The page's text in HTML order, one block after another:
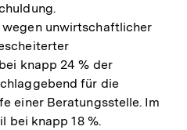
unwirtschaftlicher
knapp 24 % der
für die
einer Beratungsstelle. Im
bei knapp 18 %.